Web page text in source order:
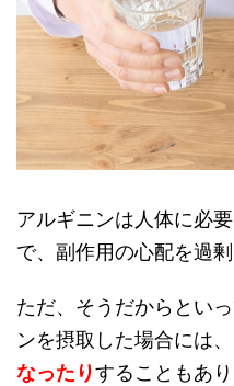
アルギニンは人体に必
で、副作用の心配を過
ただ、そうだからとい
ンを摂取した場合には、
なったりすることもあり